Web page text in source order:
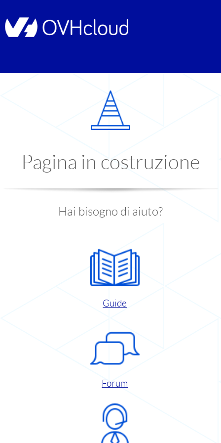
Pagina in costruzione
Hai bisogno di aiuto?
Guide
Forum